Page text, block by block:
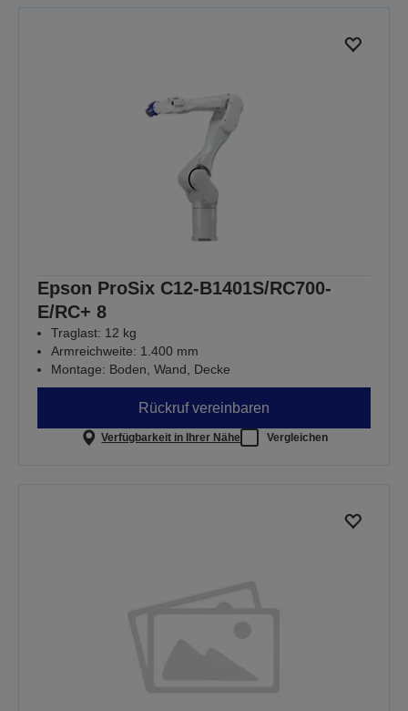
Epson ProSix C12-B1401S/RC700-
E/RC+ 8
Traglast: 12 kg
Armreichweite: 1.400 mm
Montage: Boden, Wand, Decke
Rückruf vereinbaren
Verfügbarkeit in Ihrer Nähe Vergleichen